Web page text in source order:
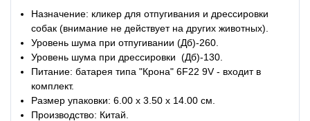
Назначение: кликер для отпугивания и дрессировки
собак (внимание не действует на других животных).
Уровень шума при отпугивании (Дб)-260.
Уровень шума при дрессировки (Дб)-130.
Питание: батарея типа "Крона" 6F22 9V - входит в
комплект.
Размер упаковки: 6.00 х 3.50 х 14.00 см.
Производство: Китай.